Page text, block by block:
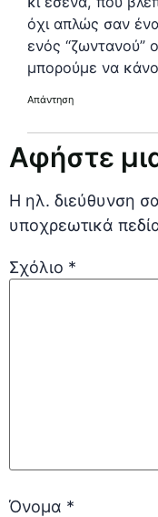
όχι απλώς σαν
ενός “ζωντανού”
μπορούμε να
Απάντηση
Αφήστε
Η ηλ. διεύθυνση
υποχρεωτικά
Σχόλιο *
Όνομα *